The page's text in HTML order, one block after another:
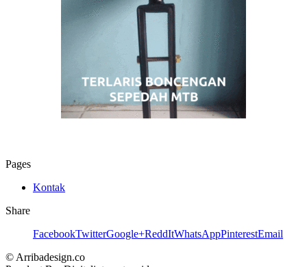
Pages
Kontak
Share
FacebookTwitterGoogle+ReddItWhatsAppPinterestEmail
© Arribadesign.co